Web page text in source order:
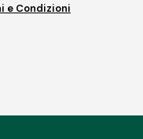
e Condizioni